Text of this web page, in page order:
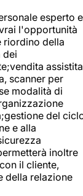
esperto e
l'opportunità
riordino della
dei
assistita
scanner per
modalità di
del
e alla
inoltre
il cliente,
della relazione